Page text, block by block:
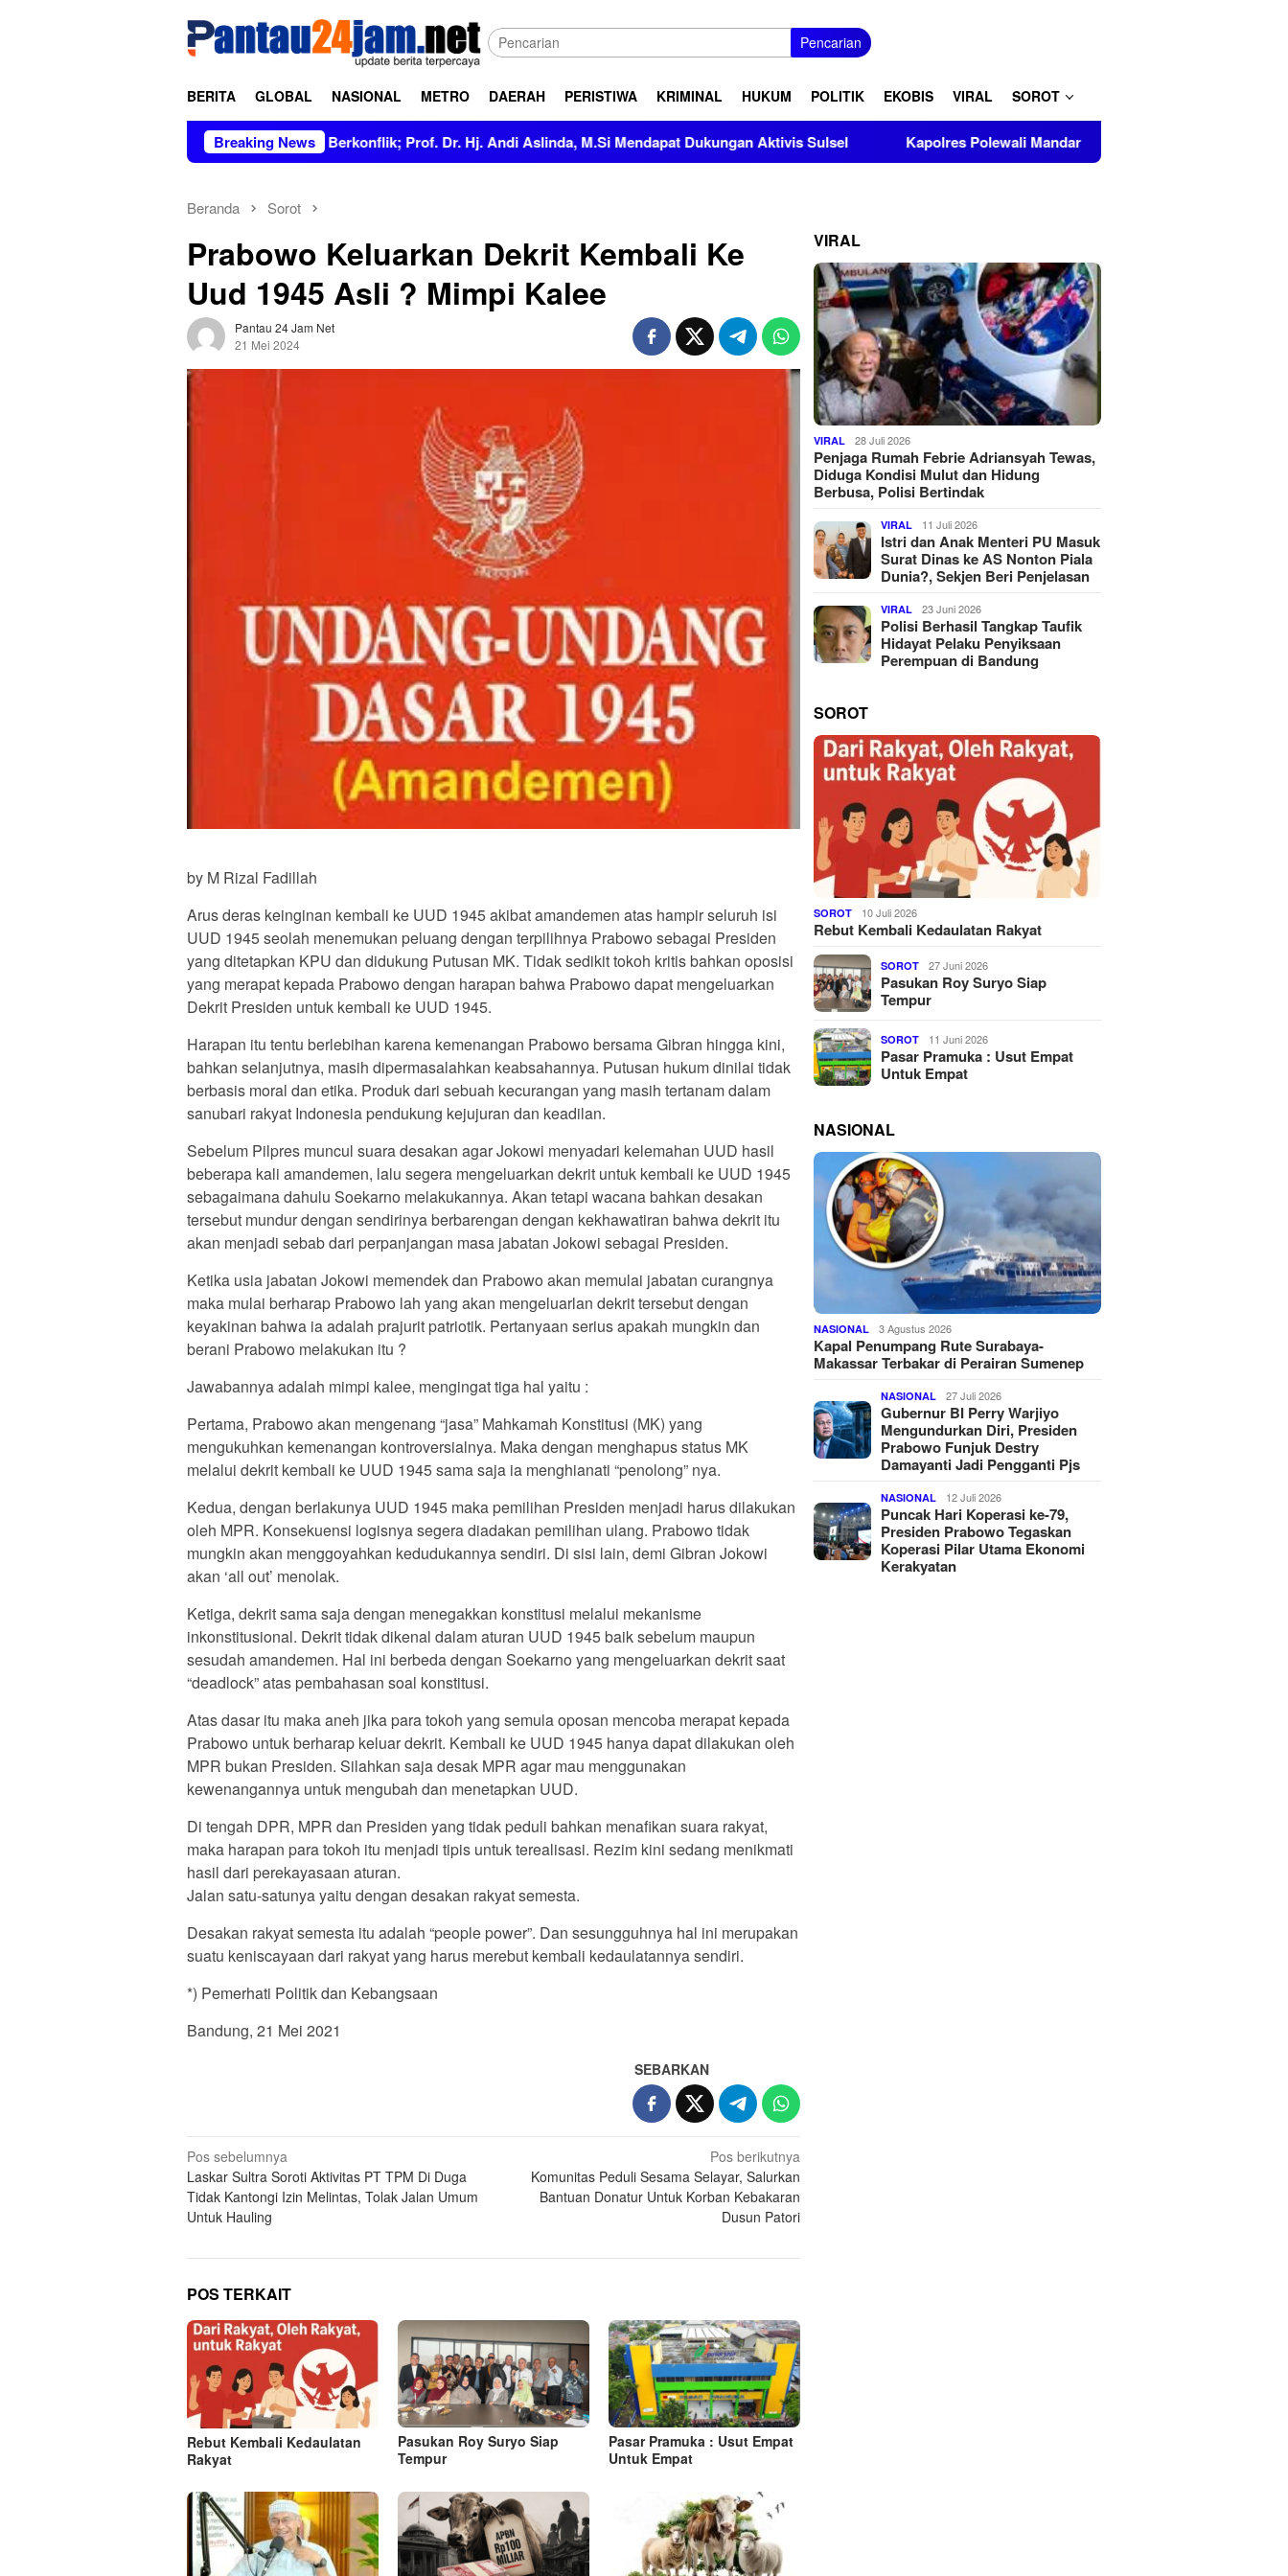
Pencarian
BERITA GLOBAL NASIONAL METRO DAERAH PERISTIWA KRIMINAL HUKUM POLITIK EKOBIS VIRAL SOROT
Breaking News
Figur Bersih dan Tidak Berkonflik; Prof. Dr. Hj. Andi Aslinda, M.Si Mendapat Dukungan Aktivis Sulsel Kapolres Polewali Mandar Turut Musnahkan Barang Bukti Perkara
Beranda Sorot
Prabowo Keluarkan Dekrit Kembali Ke
Uud 1945 Asli ? Mimpi Kalee
Pantau 24 Jam Net
21 Mei 2024
by M Rizal Fadillah
Arus deras keinginan kembali ke UUD 1945 akibat amandemen atas hampir seluruh isi
UUD 1945 seolah menemukan peluang dengan terpilihnya Prabowo sebagai Presiden
yang ditetapkan KPU dan didukung Putusan MK. Tidak sedikit tokoh kritis bahkan oposisi
yang merapat kepada Prabowo dengan harapan bahwa Prabowo dapat mengeluarkan
Dekrit Presiden untuk kembali ke UUD 1945.
Harapan itu tentu berlebihan karena kemenangan Prabowo bersama Gibran hingga kini,
bahkan selanjutnya, masih dipermasalahkan keabsahannya. Putusan hukum dinilai tidak
berbasis moral dan etika. Produk dari sebuah kecurangan yang masih tertanam dalam
sanubari rakyat Indonesia pendukung kejujuran dan keadilan.
Sebelum Pilpres muncul suara desakan agar Jokowi menyadari kelemahan UUD hasil
beberapa kali amandemen, lalu segera mengeluarkan dekrit untuk kembali ke UUD 1945
sebagaimana dahulu Soekarno melakukannya. Akan tetapi wacana bahkan desakan
tersebut mundur dengan sendirinya berbarengan dengan kekhawatiran bahwa dekrit itu
akan menjadi sebab dari perpanjangan masa jabatan Jokowi sebagai Presiden.
Ketika usia jabatan Jokowi memendek dan Prabowo akan memulai jabatan curangnya
maka mulai berharap Prabowo lah yang akan mengeluarlan dekrit tersebut dengan
keyakinan bahwa ia adalah prajurit patriotik. Pertanyaan serius apakah mungkin dan
berani Prabowo melakukan itu ?
Jawabannya adalah mimpi kalee, mengingat tiga hal yaitu :
Pertama, Prabowo akan mengenang “jasa” Mahkamah Konstitusi (MK) yang
mengukuhkan kemenangan kontroversialnya. Maka dengan menghapus status MK
melalui dekrit kembali ke UUD 1945 sama saja ia menghianati “penolong” nya.
Kedua, dengan berlakunya UUD 1945 maka pemilihan Presiden menjadi harus dilakukan
oleh MPR. Konsekuensi logisnya segera diadakan pemilihan ulang. Prabowo tidak
mungkin akan menggoyahkan kedudukannya sendiri. Di sisi lain, demi Gibran Jokowi
akan ‘all out’ menolak.
Ketiga, dekrit sama saja dengan menegakkan konstitusi melalui mekanisme
inkonstitusional. Dekrit tidak dikenal dalam aturan UUD 1945 baik sebelum maupun
sesudah amandemen. Hal ini berbeda dengan Soekarno yang mengeluarkan dekrit saat
“deadlock” atas pembahasan soal konstitusi.
Atas dasar itu maka aneh jika para tokoh yang semula oposan mencoba merapat kepada
Prabowo untuk berharap keluar dekrit. Kembali ke UUD 1945 hanya dapat dilakukan oleh
MPR bukan Presiden. Silahkan saja desak MPR agar mau menggunakan
kewenangannya untuk mengubah dan menetapkan UUD.
Di tengah DPR, MPR dan Presiden yang tidak peduli bahkan menafikan suara rakyat,
maka harapan para tokoh itu menjadi tipis untuk terealisasi. Rezim kini sedang menikmati
hasil dari perekayasaan aturan.
Jalan satu-satunya yaitu dengan desakan rakyat semesta.
Desakan rakyat semesta itu adalah “people power”. Dan sesungguhnya hal ini merupakan
suatu keniscayaan dari rakyat yang harus merebut kembali kedaulatannya sendiri.
*) Pemerhati Politik dan Kebangsaan
Bandung, 21 Mei 2021
SEBARKAN
Navigasi
pos
Pos sebelumnya
Laskar Sultra Soroti Aktivitas PT TPM Di Duga
Tidak Kantongi Izin Melintas, Tolak Jalan Umum
Untuk Hauling
Pos berikutnya
Komunitas Peduli Sesama Selayar, Salurkan
Bantuan Donatur Untuk Korban Kebakaran
Dusun Patori
POS TERKAIT
Rebut Kembali Kedaulatan
Rakyat
Pasukan Roy Suryo Siap
Tempur
Pasar Pramuka : Usut Empat
Untuk Empat
VIRAL
VIRAL 28 Juli 2026
Penjaga Rumah Febrie Adriansyah Tewas,
Diduga Kondisi Mulut dan Hidung
Berbusa, Polisi Bertindak
VIRAL 11 Juli 2026
Istri dan Anak Menteri PU Masuk
Surat Dinas ke AS Nonton Piala
Dunia?, Sekjen Beri Penjelasan
VIRAL 23 Juni 2026
Polisi Berhasil Tangkap Taufik
Hidayat Pelaku Penyiksaan
Perempuan di Bandung
SOROT
SOROT 10 Juli 2026
Rebut Kembali Kedaulatan Rakyat
SOROT 27 Juni 2026
Pasukan Roy Suryo Siap
Tempur
SOROT 11 Juni 2026
Pasar Pramuka : Usut Empat
Untuk Empat
NASIONAL
NASIONAL 3 Agustus 2026
Kapal Penumpang Rute Surabaya-
Makassar Terbakar di Perairan Sumenep
NASIONAL 27 Juli 2026
Gubernur BI Perry Warjiyo
Mengundurkan Diri, Presiden
Prabowo Funjuk Destry
Damayanti Jadi Pengganti Pjs
NASIONAL 12 Juli 2026
Puncak Hari Koperasi ke-79,
Presiden Prabowo Tegaskan
Koperasi Pilar Utama Ekonomi
Kerakyatan